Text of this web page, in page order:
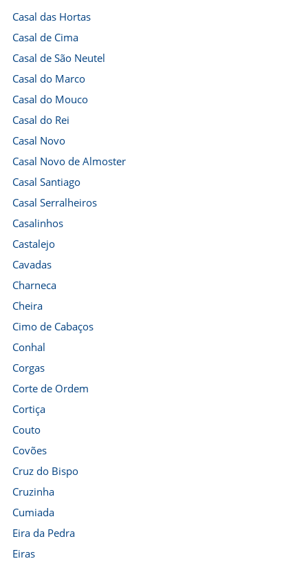
Casal das Hortas
Casal de Cima
Casal de São Neutel
Casal do Marco
Casal do Mouco
Casal do Rei
Casal Novo
Casal Novo de Almoster
Casal Santiago
Casal Serralheiros
Casalinhos
Castalejo
Cavadas
Charneca
Cheira
Cimo de Cabaços
Conhal
Corgas
Corte de Ordem
Cortiça
Couto
Covões
Cruz do Bispo
Cruzinha
Cumiada
Eira da Pedra
Eiras